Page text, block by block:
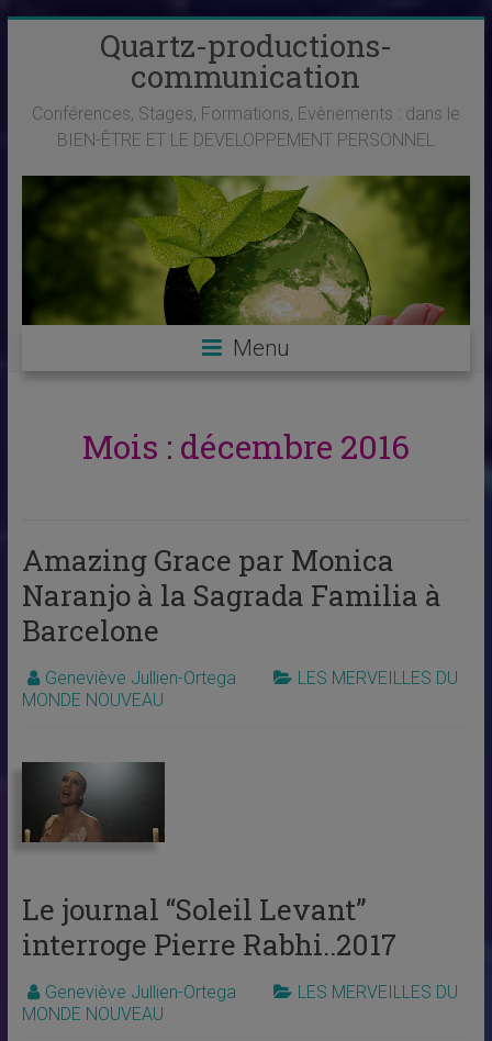
Quartz-productions-
communication
Conférences, Stages, Formations, Evènements : dans le
BIEN-ÊTRE ET LE DEVELOPPEMENT PERSONNEL
Menu
Mois : décembre 2016
Amazing Grace par Monica
Naranjo à la Sagrada Familia à
Barcelone
Geneviève Jullien-Ortega
LES MERVEILLES DU
MONDE NOUVEAU
Le journal “Soleil Levant”
interroge Pierre Rabhi..2017
Geneviève Jullien-Ortega
LES MERVEILLES DU
MONDE NOUVEAU